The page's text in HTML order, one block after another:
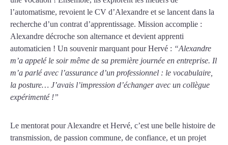
l’automatisme, revoient le CV d’Alexandre et se lancent dans la
recherche d’un contrat d’apprentissage. Mission accomplie :
Alexandre décroche son alternance et devient apprenti
automaticien ! Un souvenir marquant pour Hervé : “Alexandre
m’a appelé le soir même de sa première journée en entreprise. Il
m’a parlé avec l’assurance d’un professionnel : le vocabulaire,
la posture… J’avais l’impression d’échanger avec un collègue
expérimenté !”
Le mentorat pour Alexandre et Hervé, c’est une belle histoire de
transmission, de passion commune, de confiance, et un projet